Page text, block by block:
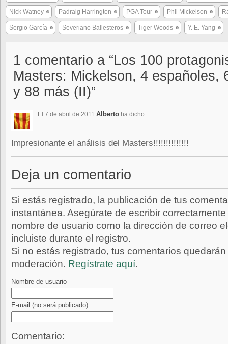
Nick Watney Padraig Harrington PGA Tour Phil Mickelson
Sergio García Severiano Ballesteros Tiger Woods Y. E. Yang
1 comentario a “Los 100
Masters: Mickelson, 4 españoles,
y 88 más (II)”
El 7 de abril de 2011 Alberto ha dicho:
Impresionante el análisis del Masters!!!!!!!!!!!!!!
Deja un comentario
Si estás registrado, la publicación de tus
instantánea. Asegúrate de escribir
nombre de usuario como la dirección de correo
incluiste durante el registro.
Si no estás registrado, tus comentarios
moderación. Regístrate aquí.
Nombre de usuario
E-mail (no será publicado)
Comentario: